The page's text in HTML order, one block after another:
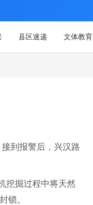
县区速递 文体教育
到报警后，兴汉路
挖掘过程中将天然
锁。